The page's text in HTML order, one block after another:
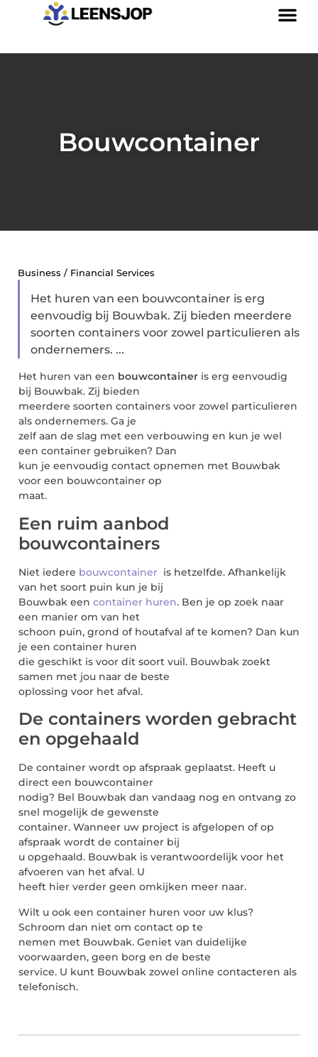
Bouwcontainer
Business / Financial Services
Het huren van een bouwcontainer is erg
eenvoudig bij Bouwbak. Zij bieden meerdere
soorten containers voor zowel particulieren als
ondernemers. ...
Het huren van een bouwcontainer is erg eenvoudig
bij Bouwbak. Zij bieden
meerdere soorten containers voor zowel particulieren
als ondernemers. Ga je
zelf aan de slag met een verbouwing en kun je wel
een container gebruiken? Dan
kun je eenvoudig contact opnemen met Bouwbak
voor een bouwcontainer op
maat.
Een ruim aanbod
bouwcontainers
Niet iedere bouwcontainer is hetzelfde. Afhankelijk
van het soort puin kun je bij
Bouwbak een container huren. Ben je op zoek naar
een manier om van het
schoon puin, grond of houtafval af te komen? Dan kun
je een container huren
die geschikt is voor dit soort vuil. Bouwbak zoekt
samen met jou naar de beste
oplossing voor het afval.
De containers worden gebracht
en opgehaald
De container wordt op afspraak geplaatst. Heeft u
direct een bouwcontainer
nodig? Bel Bouwbak dan vandaag nog en ontvang zo
snel mogelijk de gewenste
container. Wanneer uw project is afgelopen of op
afspraak wordt de container bij
u opgehaald. Bouwbak is verantwoordelijk voor het
afvoeren van het afval. U
heeft hier verder geen omkijken meer naar.
Wilt u ook een container huren voor uw klus?
Schroom dan niet om contact op te
nemen met Bouwbak. Geniet van duidelijke
voorwaarden, geen borg en de beste
service. U kunt Bouwbak zowel online contacteren als
telefonisch.